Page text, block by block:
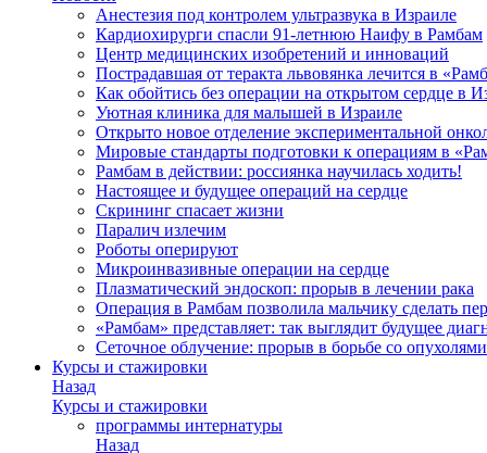
Анестезия под контролем ультразвука в Израиле
Кардиохирурги спасли 91-летнюю Наифу в Рамбам
Центр медицинских изобретений и инноваций
Пострадавшая от теракта львовянка лечится в
Как обойтись без операции на открытом сердце в
Уютная клиника для малышей в Израиле
Открыто новое отделение экспериментальной
Мировые стандарты подготовки к операциям в
Рамбам в действии: россиянка научилась ходить!
Настоящее и будущее операций на сердце
Скрининг спасает жизни
Паралич излечим
Роботы оперируют
Микроинвазивные операции на сердце
Плазматический эндоскоп: прорыв в лечении рака
Операция в Рамбам позволила мальчику сделать
«Рамбам» представляет: так выглядит будущее
Сеточное облучение: прорыв в борьбе со опухолями
Курсы и стажировки
Назад
Курсы и стажировки
программы интернатуры
Назад